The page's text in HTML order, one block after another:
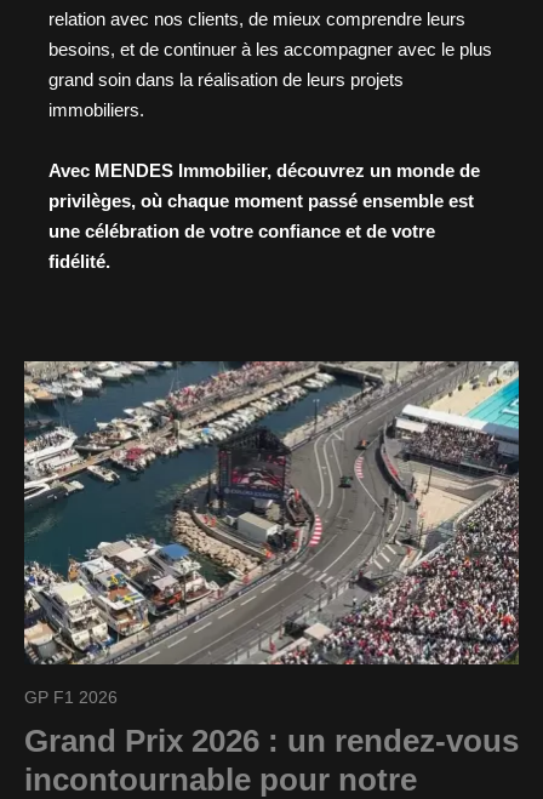
relation avec nos clients, de mieux comprendre leurs
besoins, et de continuer à les accompagner avec le plus
grand soin dans la réalisation de leurs projets
immobiliers.
Avec MENDES Immobilier, découvrez un monde de
privilèges, où chaque moment passé ensemble est
une célébration de votre confiance et de votre
fidélité.
GP F1 2026
Grand Prix 2026 : un rendez-vous
incontournable pour notre